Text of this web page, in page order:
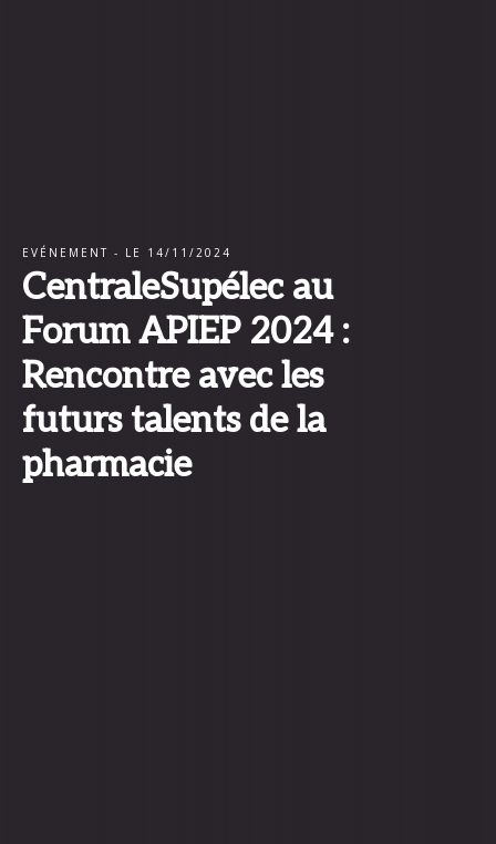
EVÉNEMENT - LE 14/11/2024
CentraleSupélec au
Forum APIEP 2024 :
Rencontre avec les
futurs talents de la
pharmacie